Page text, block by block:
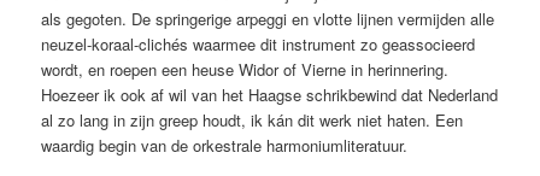
als gegoten. De springerige arpeggi en vlotte lijnen vermijden alle
neuzel-koraal-clichés waarmee dit instrument zo geassocieerd
wordt, en roepen een heuse Widor of Vierne in herinnering.
Hoezeer ik ook af wil van het Haagse schrikbewind dat Nederland
al zo lang in zijn greep houdt, ik kán dit werk niet haten. Een
waardig begin van de orkestrale harmoniumliteratuur.